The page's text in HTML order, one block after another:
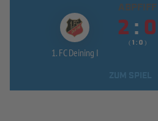
ABPFIFF
1. FC Deining I
 : 
(  :  )